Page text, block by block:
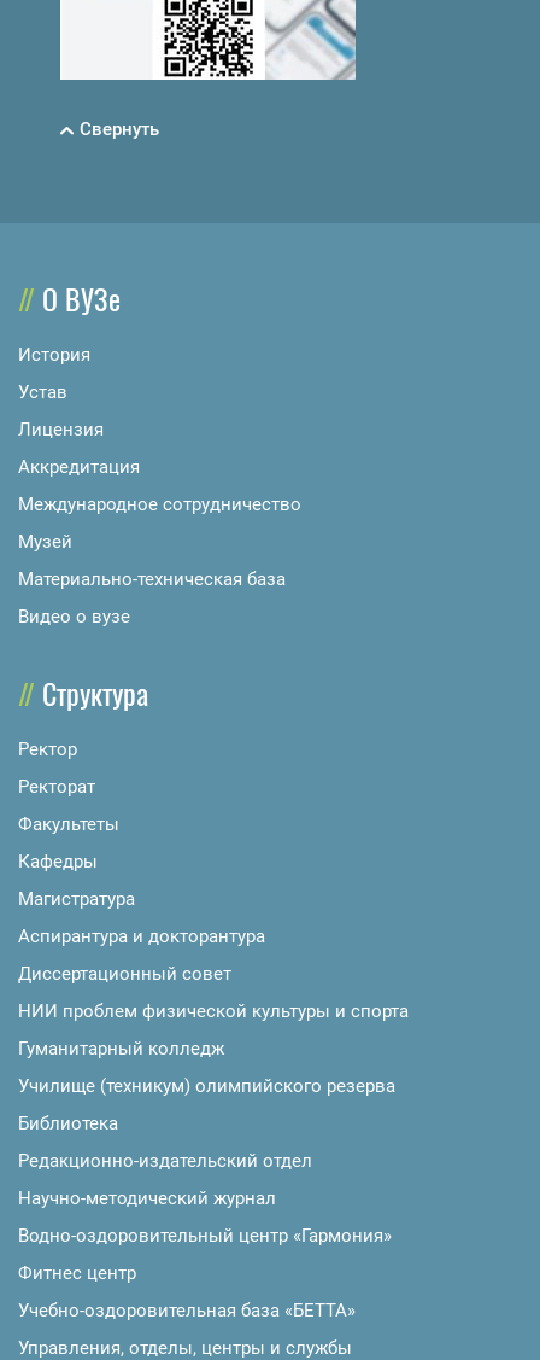
Свернуть
О ВУЗе
История
Устав
Лицензия
Аккредитация
Международное сотрудничество
Музей
Материально-техническая база
Видео о вузе
Структура
Ректор
Ректорат
Факультеты
Кафедры
Магистратура
Аспирантура и докторантура
Диссертационный совет
НИИ проблем физической культуры и спорта
Гуманитарный колледж
Училище (техникум) олимпийского резерва
Библиотека
Редакционно-издательский отдел
Научно-методический журнал
Водно-оздоровительный центр «Гармония»
Фитнес центр
Учебно-оздоровительная база «БЕТТА»
Управления, отделы, центры и службы